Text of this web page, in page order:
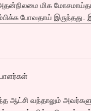
மிக
போவதாய்
ஆட்சி வந்தாலும்